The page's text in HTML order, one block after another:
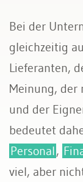
Bei der
gleichzeitig
Lieferanten,
Meinung, der
und der
bedeutet
Personal,
viel, aber